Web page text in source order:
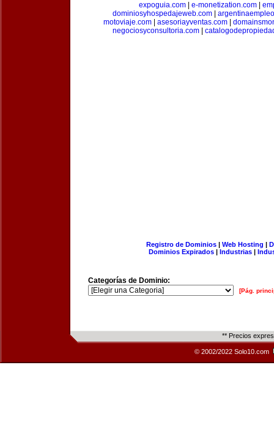
expoguia.com| e-monetization.com|
dominiosyhospedajeweb.com
motoviaje.com
asesoriayventas.com
negociosyconsultoria.com|
Registro de Dominios| Web Hosting |
Dominios Expirados | Industrias |
Categorías de Dominio:
[Pág.
** Precios
© 2002/2022 Solo10.com